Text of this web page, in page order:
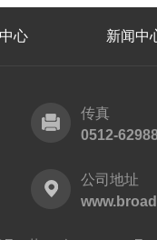
心 新闻中
传真
0512-
公司地址